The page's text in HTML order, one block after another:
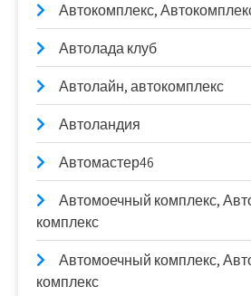
Автокомплекс,
Автолада клуб
Автолайн, автокомплекс
Автоландия
Автомастер46
Автомоечный комплекс,
комплекс
Автомоечный комплекс,
комплекс